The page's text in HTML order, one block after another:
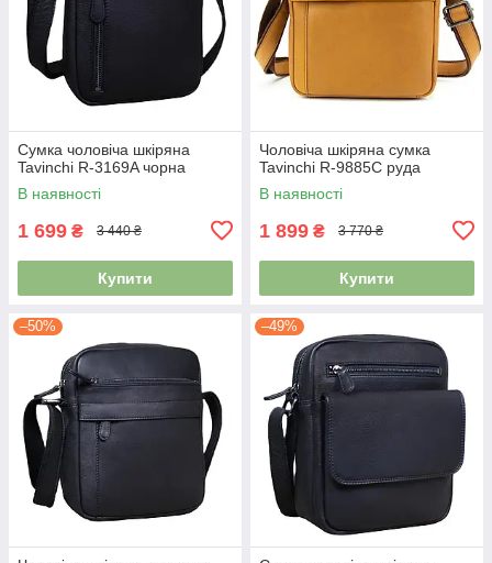
Сумка чоловіча шкіряна
Tavinchi R-3169A чорна
В наявності
1 699 ₴ 3 440 ₴
Купити
Чоловіча шкіряна сумка
Tavinchi R-9885C руда
В наявності
1 899 ₴ 3 770 ₴
Купити
–50% –49%